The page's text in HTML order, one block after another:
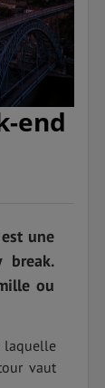
end
une
break.
ou
laquelle
vaut